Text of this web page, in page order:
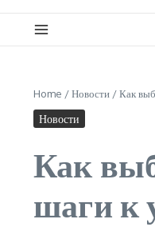
Home /Новости /Как
Новости
Как
шаги к